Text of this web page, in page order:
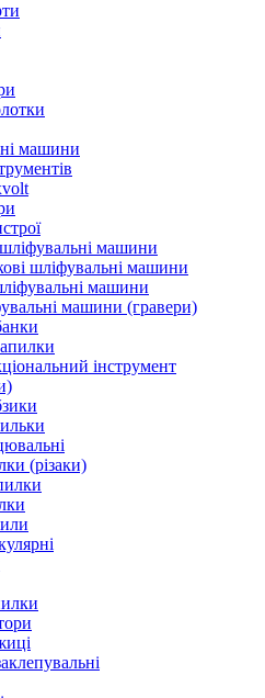
машини
шліфувальні машини
шліфувальні машини
машини
машини (гравери)
інструмент
(різаки)